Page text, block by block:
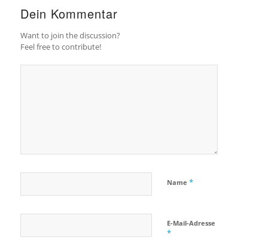
Dein Kommentar
Want to join the discussion?
Feel free to contribute!
Name *
E-Mail-Adresse
*